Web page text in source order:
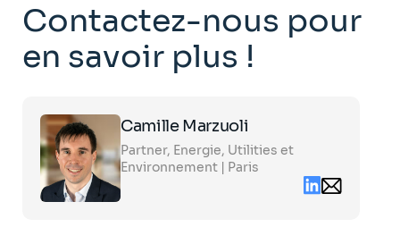
Contactez-nous pour
en savoir plus !
Camille Marzuoli
Partner, Energie, Utilities et
Environnement | Paris
Linkedin
Email
contact
Click
on
the
card
to
see
the
full